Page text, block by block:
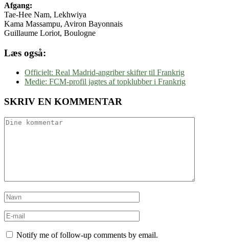
Afgang:
Tae-Hee Nam, Lekhwiya
Kama Massampu, Aviron Bayonnais
Guillaume Loriot, Boulogne
Læs også:
Officielt: Real Madrid-angriber skifter til Frankrig
Medie: FCM-profil jagtes af topklubber i Frankrig
SKRIV EN KOMMENTAR
Notify me of follow-up comments by email.